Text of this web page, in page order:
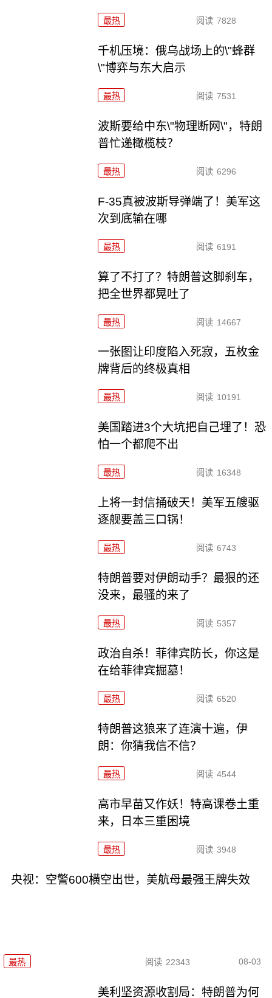
最热 阅读 7828
千机压境：俄乌战场上的\"蜂群
\"博弈与东大启示
最热 阅读 7531
波斯要给中东\"物理断网\"，特朗
普忙递橄榄枝？
最热 阅读 6296
F-35真被波斯导弹端了！美军这
次到底输在哪
最热 阅读 6191
算了不打了？特朗普这脚刹车，
把全世界都晃吐了
最热 阅读 14667
一张图让印度陷入死寂，五枚金
牌背后的终极真相
最热 阅读 10191
美国踏进3个大坑把自己埋了！恐
怕一个都爬不出
最热 阅读 16348
上将一封信捅破天！美军五艘驱
逐舰要盖三口锅！
最热 阅读 6743
特朗普要对伊朗动手？最狠的还
没来，最骚的来了
最热 阅读 5357
政治自杀！菲律宾防长，你这是
在给菲律宾掘墓！
最热 阅读 6520
特朗普这狼来了连演十遍，伊
朗：你猜我信不信？
最热 阅读 4544
高市早苗又作妖！特高课卷土重
来，日本三重困境
最热 阅读 3948
央视：空警600横空出世，美航母最强王牌失效
最热 阅读 22343 08-03
美利坚资源收割局：特朗普为何